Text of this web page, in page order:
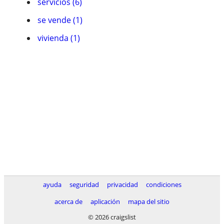
se vende (1)
vivienda (1)
ayuda seguridad privacidad
condiciones
acerca de
aplicación
mapa del sitio
© 2026 craigslist